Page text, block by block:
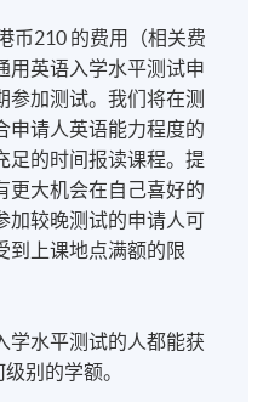
币210 的费用（相关费
用英语入学水平测试申
参加测试。我们将在测
申请人英语能力程度的
足的时间报读课程。提
更大机会在自己喜好的
加较晚测试的申请人可
到上课地点满额的限
学水平测试的人都能获
别的学额。